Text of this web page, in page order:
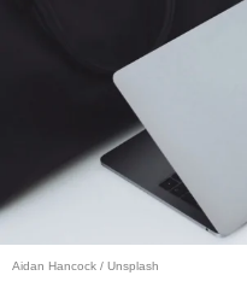
Aidan Hancock / Unsplash